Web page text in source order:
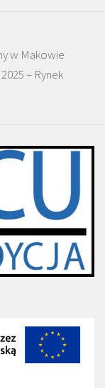
w Makowie
– Rynek